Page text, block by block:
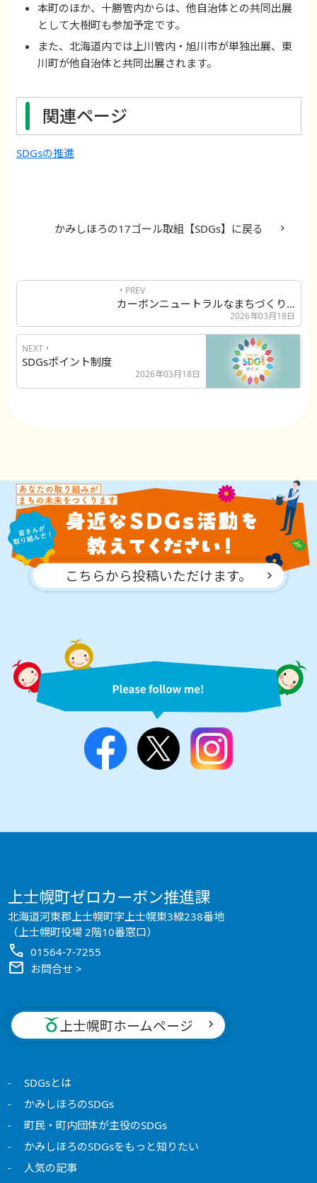
本町のほか、十勝管内からは、他自治体との共同出展
として大樹町も参加予定です。
また、北海道内では上川管内・旭川市が単独出展、東
川町が他自治体と共同出展されます。
関連ページ
SDGsの推進
かみしほろの17ゴール取組【SDGs】に戻る
PREV
カーボンニュートラルなまちづくりプロ...
2026年03月18日
NEXT
SDGsポイント制度
2026年03月18日
こちらから投稿いただけます。
上士幌町ゼロカーボン推進課
北海道河東郡上士幌町字上士幌東3線238番地
（上士幌町役場 2階10番窓口）
call 01564-7-7255
mail お問合せ >
上士幌町ホームページ
SDGsとは
かみしほろのSDGs
町民・町内団体が主役のSDGs
かみしほろのSDGsをもっと知りたい
人気の記事